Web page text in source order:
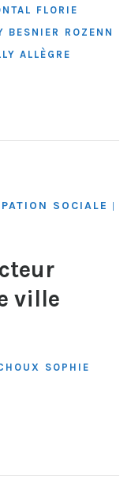
FLORIE
BESNIER
ROZENN
ALLÈGRE
SOCIALE
ville
SOPHIE